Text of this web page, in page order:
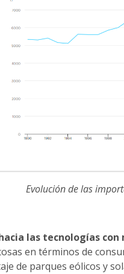
Evolución de las
las tecnologías con
en términos de
de parques eólicos y